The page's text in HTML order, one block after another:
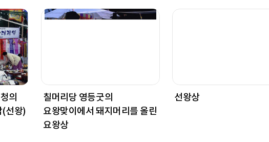
의
(선왕)
칠머리당 영등굿의
요왕맞이에서 돼지머리를 올린
요왕상
선왕상